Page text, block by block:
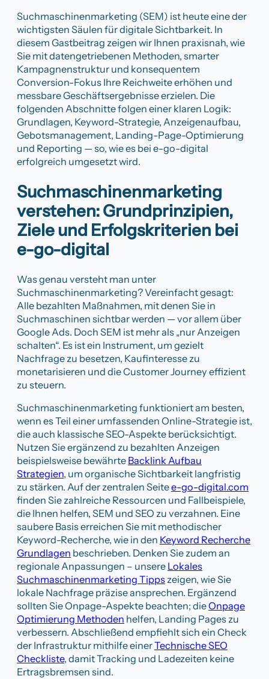
Suchmaschinenmarketing (SEM) ist heute eine der
wichtigsten Säulen für digitale Sichtbarkeit. In
diesem Gastbeitrag zeigen wir Ihnen praxisnah, wie
Sie mit datengetriebenen Methoden, smarter
Kampagnenstruktur und konsequentem
Conversion-Fokus Ihre Reichweite erhöhen und
messbare Geschäftsergebnisse erzielen. Die
folgenden Abschnitte folgen einer klaren Logik:
Grundlagen, Keyword-Strategie, Anzeigenaufbau,
Gebotsmanagement, Landing-Page-Optimierung
und Reporting — so, wie es bei e-go-digital
erfolgreich umgesetzt wird.
Suchmaschinenmarketing
verstehen: Grundprinzipien,
Ziele und Erfolgskriterien bei
e-go-digital
Was genau versteht man unter
Suchmaschinenmarketing? Vereinfacht gesagt:
Alle bezahlten Maßnahmen, mit denen Sie in
Suchmaschinen sichtbar werden — vor allem über
Google Ads. Doch SEM ist mehr als „nur Anzeigen
schalten“. Es ist ein Instrument, um gezielt
Nachfrage zu besetzen, Kaufinteresse zu
monetarisieren und die Customer Journey effizient
zu steuern.
Suchmaschinenmarketing funktioniert am besten,
wenn es Teil einer umfassenden Online-Strategie ist,
die auch klassische SEO-Aspekte berücksichtigt.
Nutzen Sie ergänzend zu bezahlten Anzeigen
beispielsweise bewährte Backlink Aufbau
Strategien, um organische Sichtbarkeit langfristig
zu stärken. Auf der zentralen Seitee-go-digital.com
finden Sie zahlreiche Ressourcen und Fallbeispiele,
die Ihnen helfen, SEM und SEO zu verzahnen. Eine
saubere Basis erreichen Sie mit methodischer
Keyword-Recherche, wie in den Keyword Recherche
Grundlagen beschrieben. Denken Sie zudem an
regionale Anpassungen – unsere Lokales
Suchmaschinenmarketing Tippszeigen, wie Sie
lokale Nachfrage präzise ansprechen. Ergänzend
sollten Sie Onpage-Aspekte beachten; dieOnpage
Optimierung Methoden helfen, Landing Pages zu
verbessern. Abschließend empfiehlt sich ein Check
der Infrastruktur mithilfe einerTechnische SEO
Checkliste, damit Tracking und Ladezeiten keine
Ertragsbremsen sind.